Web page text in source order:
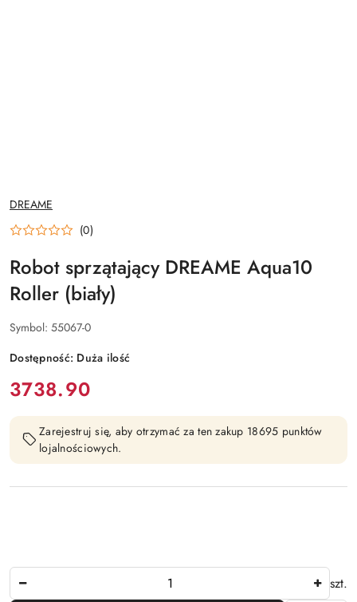
NAZWA
PRODUCENTA:
DREAME
(0)
Robot sprzątający DREAME Aqua10
Roller (biały)
Symbol: 55067-0
Dostępność: Duża ilość
cena:
3738.90
Zarejestruj się, aby otrzymać za ten zakup 18695 punktów
lojalnościowych.
szt.